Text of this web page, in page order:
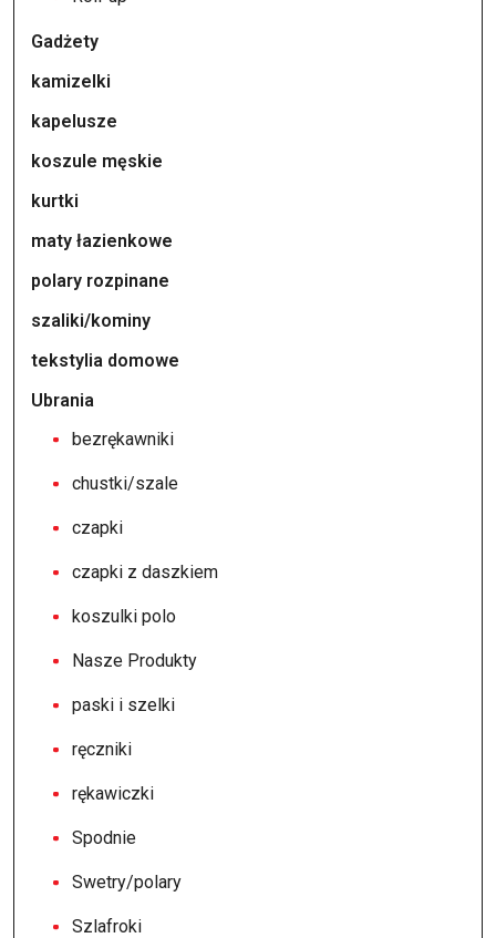
Gadżety
kamizelki
kapelusze
koszule męskie
kurtki
maty łazienkowe
polary rozpinane
szaliki/kominy
tekstylia domowe
Ubrania
bezrękawniki
chustki/szale
czapki
czapki z daszkiem
koszulki polo
Nasze Produkty
paski i szelki
ręczniki
rękawiczki
Spodnie
Swetry/polary
Szlafroki